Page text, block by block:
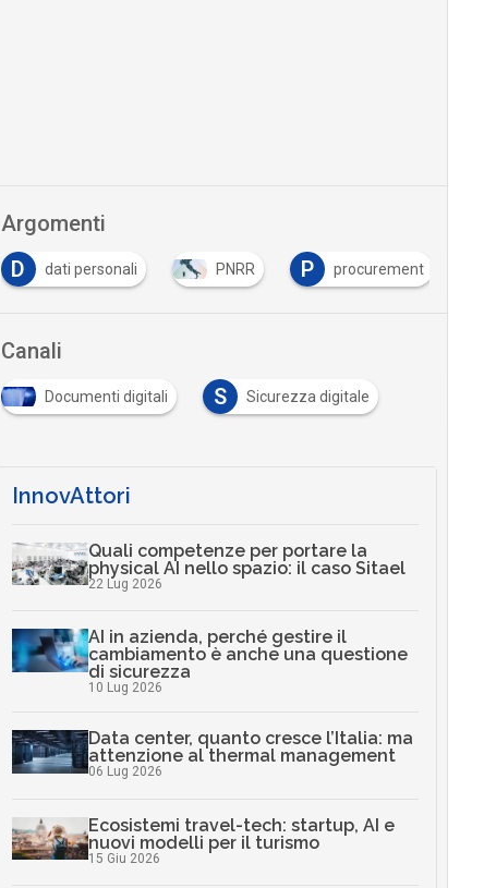
Argomenti
PNRR P procurement Tutto su Cyber
Canali
Documenti digitali S Sicurezza digitale
InnovAttori
Quali competenze per portare la
physical AI nello spazio: il caso Sitael
22 Lug 2026
AI in azienda, perché gestire il
cambiamento è anche una questione
di sicurezza
10 Lug 2026
Data center, quanto cresce l’Italia: ma
attenzione al thermal management
06 Lug 2026
Ecosistemi travel-tech: startup, AI e
nuovi modelli per il turismo
15 Giu 2026